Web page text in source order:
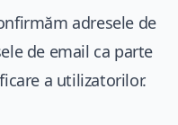
adresele de
de email ca parte
a utilizatorilor.